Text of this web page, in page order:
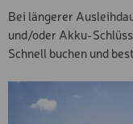
Bei längerer
und/oder Akku-
Schnell buchen und